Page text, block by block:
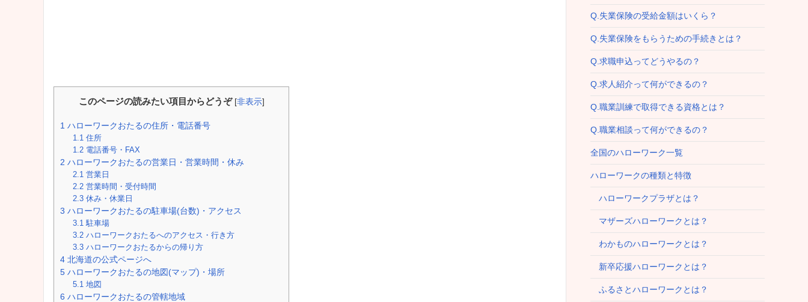
このページの読みたい項目からどうぞ [非表示]
1 ハローワークおたるの住所・電話番号
1.1 住所
1.2 電話番号・FAX
2 ハローワークおたるの営業日・営業時間・休み
2.1 営業日
2.2 営業時間・受付時間
2.3 休み・休業日
3 ハローワークおたるの駐車場(台数)・アクセス
3.1 駐車場
3.2 ハローワークおたるへのアクセス・行き方
3.3 ハローワークおたるからの帰り方
4 北海道の公式ページへ
5 ハローワークおたるの地図(マップ)・場所
5.1 地図
6 ハローワークおたるの管轄地域
Q.失業保険の受給金額はいくら？
Q.失業保険をもらうための手続きとは？
Q.求職申込ってどうやるの？
Q.求人紹介って何ができるの？
Q.職業訓練で取得できる資格とは？
Q.職業相談って何ができるの？
全国のハローワーク一覧
ハローワークの種類と特徴
ハローワークプラザとは？
マザーズハローワークとは？
わかものハローワークとは？
新卒応援ハローワークとは？
ふるさとハローワークとは？